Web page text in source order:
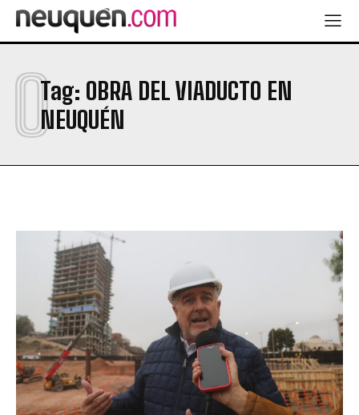
Tag: OBRA DEL VIADUCTO EN
NEUQUÉN
O